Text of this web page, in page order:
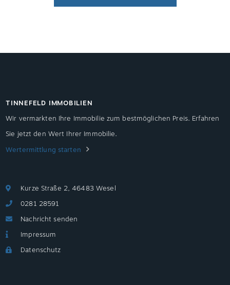
TINNEFELD IMMOBILIEN
Wir vermarkten Ihre Immobilie zum bestmöglichen Preis. Erfahren
Sie jetzt den Wert Ihrer Immobilie.
Wertermittlung starten
Kurze Straße 2, 46483 Wesel
0281 28591
Nachricht senden
Impressum
Datenschutz